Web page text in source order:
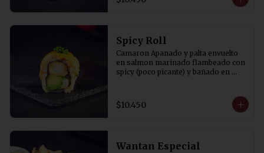
Spicy Roll
Camaron Apanado y palta envuelto
en salmon marinado flambeado con
spicy (poco picante) y bañado en
$10.450
Wantan Especial